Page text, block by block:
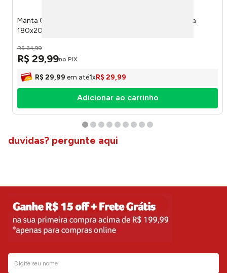
Manta Casal Outlet Estampada 100% Poliéster Sortida
180x200cm - Camesa
R$ 34,99
R$ 29,99no PIX
R$ 29,99 em até1xR$ 29,99
Adicionar ao carrinho
duvidas? pergunte aqui